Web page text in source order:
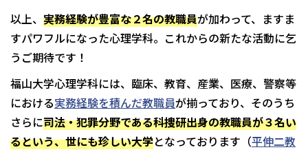
以上、 実務経験が豊富な２名の教職員が加わって、ますま
すパワフルになった心理学科。これからの新たな活動に乞
うご期待です！
福山大学心理学科には、臨床、教育、産業、医療、警察等
における実務経験を積んだ教職員が揃っており、そのうち
さらに司法・犯罪分野である科捜研出身の教職員が３名い
るという、世にも珍しい大学となっております（平伸二教